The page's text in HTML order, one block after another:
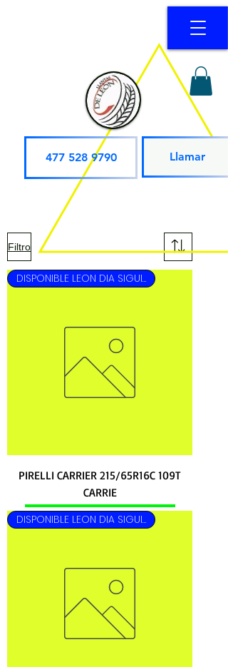
Llamar
477 528 9790
Filtro
DISPONIBLE LEON DIA SIGUIENTE
PIRELLI CARRIER 215/65R16C 109T
CARRIE
DISPONIBLE LEON DIA SIGUIENTE